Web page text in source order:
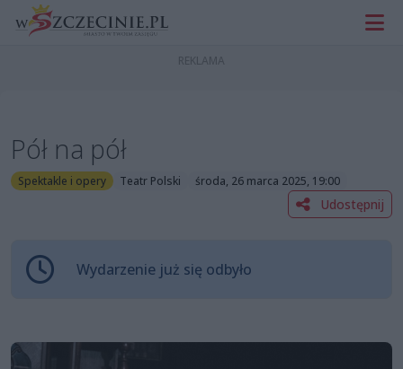
Pół na pół
Spektakle i opery Teatr Polski środa, 26 marca 2025, 19:00
Udostępnij
Wydarzenie już się odbyło